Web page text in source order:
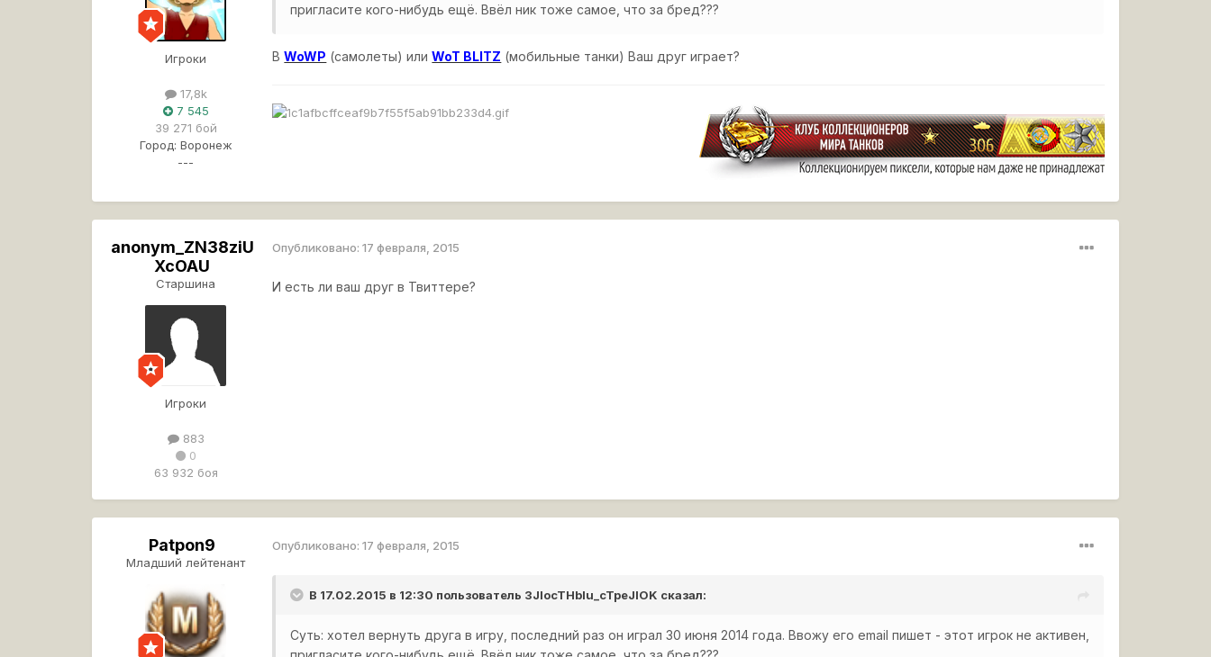
Игроки
17,8k
7 545
39 271 бой
Город: Воронеж
---
пригласите кого-нибудь ещё. Ввёл ник тоже самое, что за бред???
ВWoWP (самолеты) илиWoT BLITZ (мобильные танки) Ваш друг играет?
anonym_ZN38ziU
XcOAU
Старшина
Игроки
883
0
63 932 боя
Опубликовано:17 февраля, 2015
И есть ли ваш друг в Твиттере?
Patpon9
Младший лейтенант
Опубликовано:17 февраля, 2015
В 17.02.2015 в 12:30 пользователь 3JIocTHbIu_cTpeJIOK сказал:
Суть: хотел вернуть друга в игру, последний раз он играл 30 июня 2014 года. Ввожу его email пишет - этот игрок не активен,